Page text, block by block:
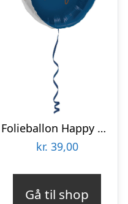
Folieballon Happy Birthday True Blue
kr. 39,00
Gå til shop